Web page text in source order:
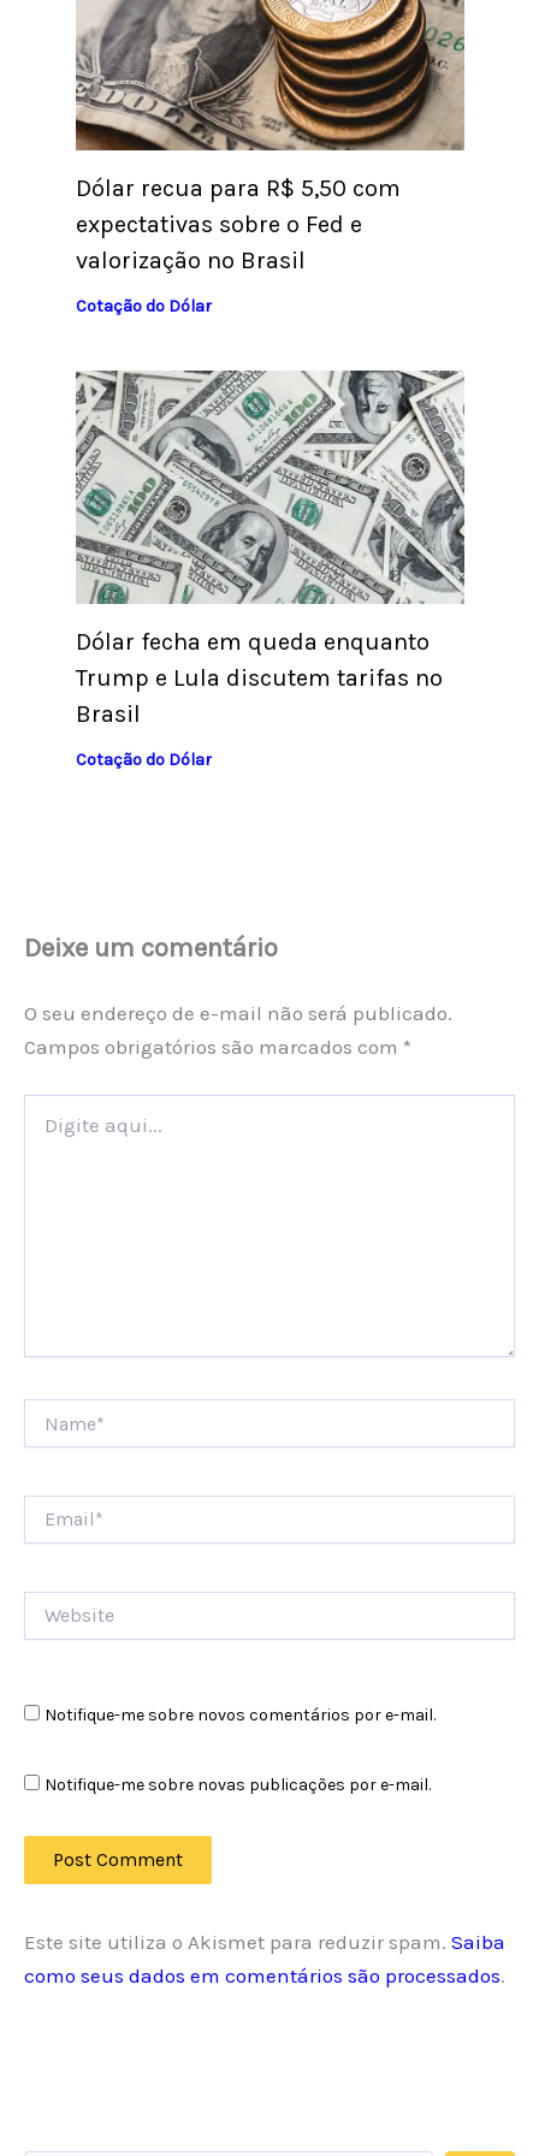
Dólar recua para R$ 5,50 com
expectativas sobre o Fed e
valorização no Brasil
Cotação do Dólar
Dólar fecha em queda enquanto
Trump e Lula discutem tarifas no
Brasil
Cotação do Dólar
Deixe um comentário
O seu endereço de e-mail não será publicado.
Campos obrigatórios são marcados com *
aqui...
Notifique-me sobre novos comentários por e-mail.
Notifique-me sobre novas publicações por e-mail.
Este site utiliza o Akismet para reduzir spam. Saiba
como seus dados em comentários são processados.